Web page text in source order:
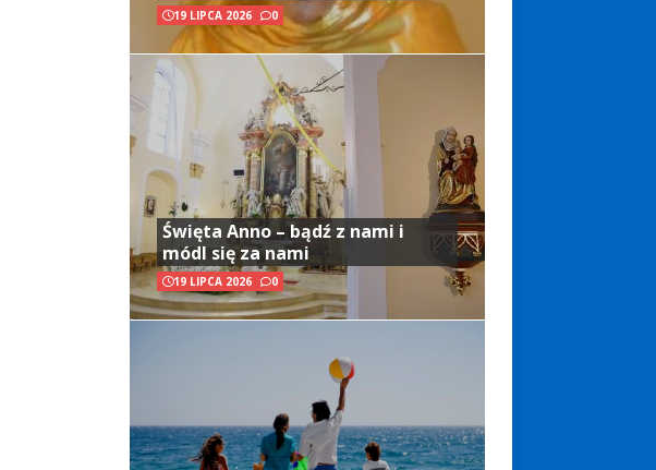
19 LIPCA 2026 0
Święta Anno – bądź z nami i
módl się za nami
19 LIPCA 2026 0